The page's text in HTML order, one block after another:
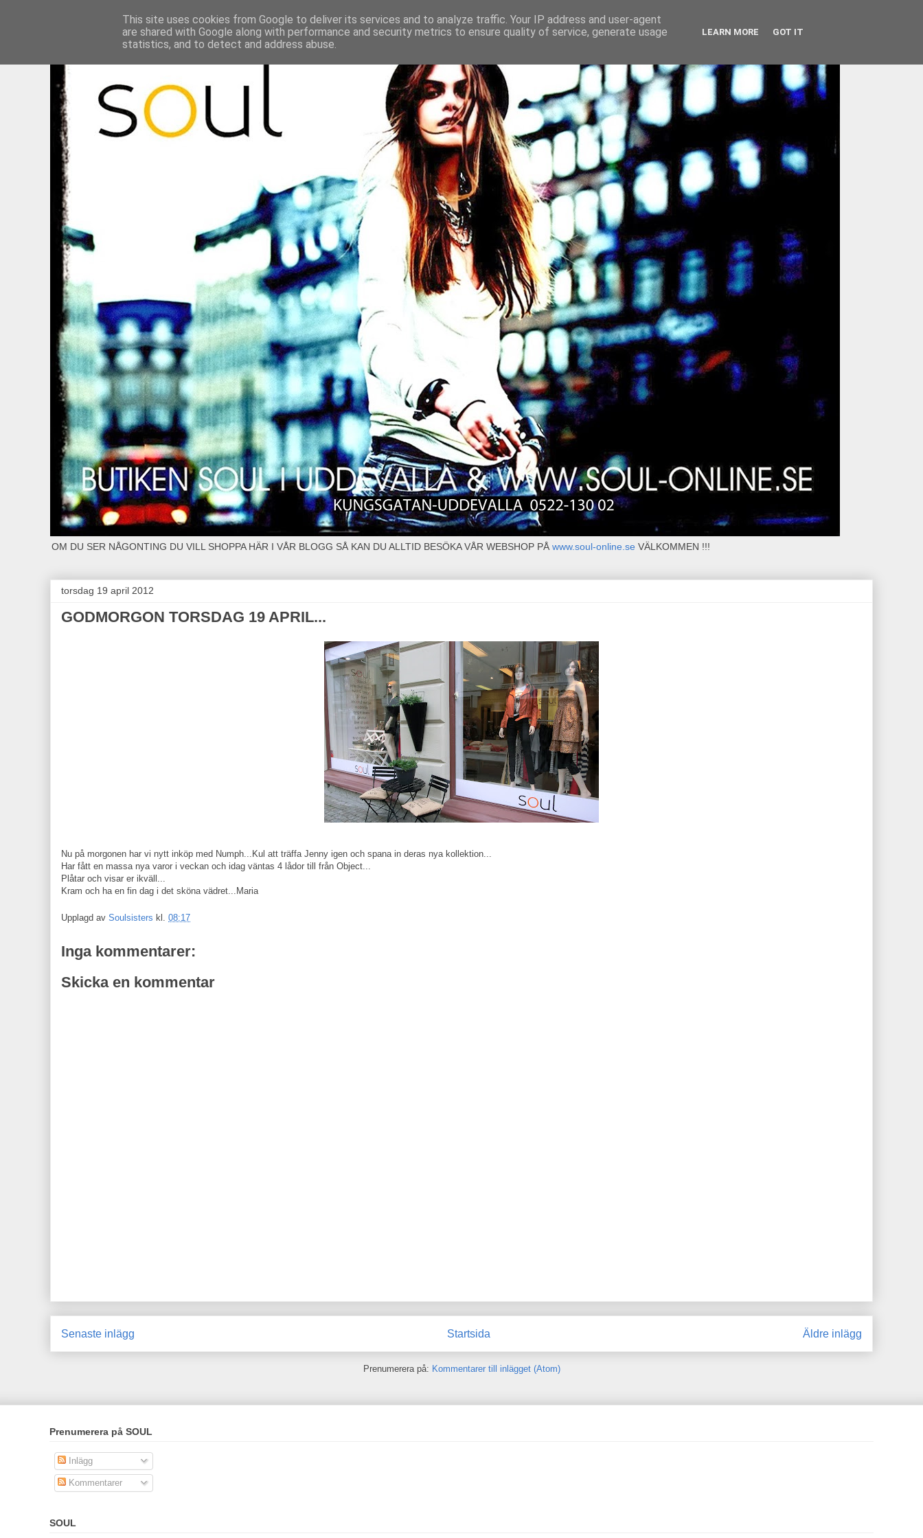
OM DU SER NÅGONTING DU VILL SHOPPA HÄR I VÅR BLOGG SÅ KAN DU ALLTID BESÖKA VÅR WEBSHOP PÅ www.soul-online.se VÄLKOMMEN !!!
torsdag 19 april 2012
GODMORGON TORSDAG 19 APRIL...
Nu på morgonen har vi nytt inköp med Numph...Kul att träffa Jenny igen och spana in deras nya kollektion...
Har fått en massa nya varor i veckan och idag väntas 4 lådor till från Object...
Plåtar och visar er ikväll...
Kram och ha en fin dag i det sköna vädret...Maria
Upplagd av Soulsisters kl. 08:17
Inga kommentarer:
Skicka en kommentar
Senaste inlägg Äldre inlägg
Startsida
Prenumerera på: Kommentarer till inlägget (Atom)
Prenumerera på SOUL
Inlägg
Kommentarer
SOUL
This site uses cookies from Google to deliver its services and to analyze traffic. Your IP address and user-agent
are shared with Google along with performance and security metrics to ensure quality of service, generate usage
statistics, and to detect and address abuse.
LEARN MORE GOT IT